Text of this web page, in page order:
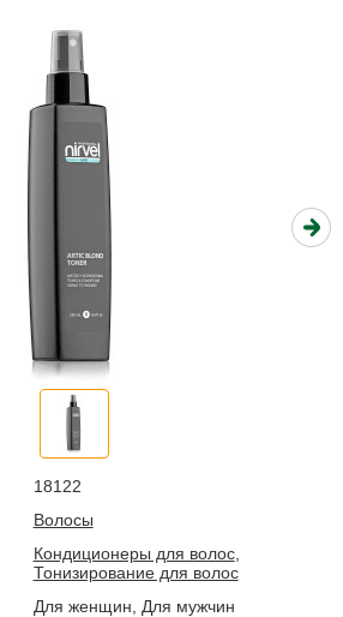
18122
Волосы
Кондиционеры для волос,
Тонизирование для волос
Для женщин, Для мужчин